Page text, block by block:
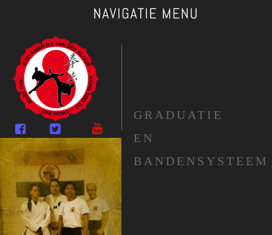
GRADUATIE
EN
BANDENSYSTEEM